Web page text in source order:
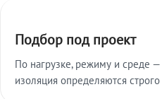
Подбор под проект
По нагрузке, режиму и среде
изоляция определяются